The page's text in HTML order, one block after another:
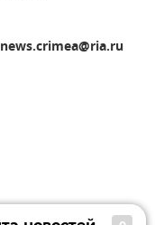
news.crimea@ria.ru